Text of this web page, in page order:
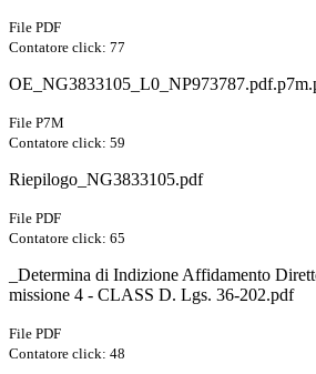
File PDF
Contatore click: 77
File P7M
Contatore click: 59
Riepilogo_NG3833105.pdf
File PDF
Contatore click: 65
_Determina di Indizione Affidamento
missione 4 - CLASS D. Lgs. 36-202.pdf
File PDF
Contatore click: 48